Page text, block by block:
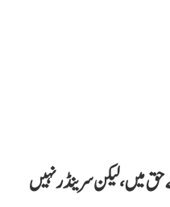
میں، لیکن سرینڈر نہیں